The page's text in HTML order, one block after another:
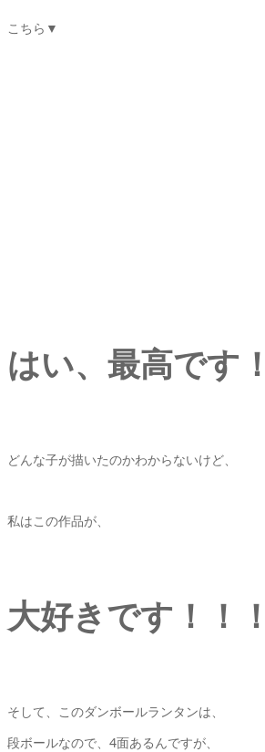
こちら▼
はい、最高です
どんな子が描いたのかわからないけど、
私はこの作品が、
大好きです！！！
そして、このダンボールランタンは、
段ボールなので、4面あるんですが、